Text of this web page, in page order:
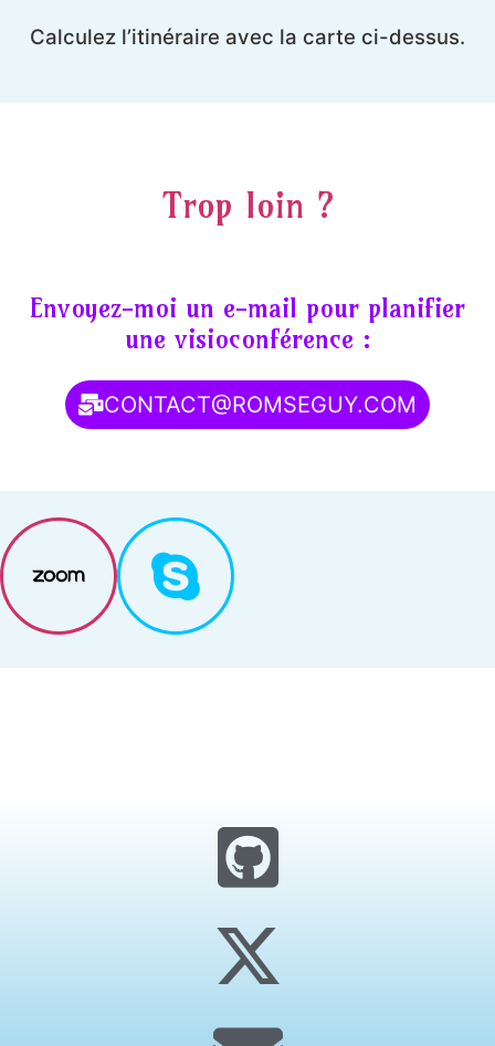
Calculez l’itinéraire avec la carte ci-dessus.
Trop loin ?
Envoyez-moi un e-mail pour planifier
une visioconférence :
CONTACT@ROMSEGUY.COM